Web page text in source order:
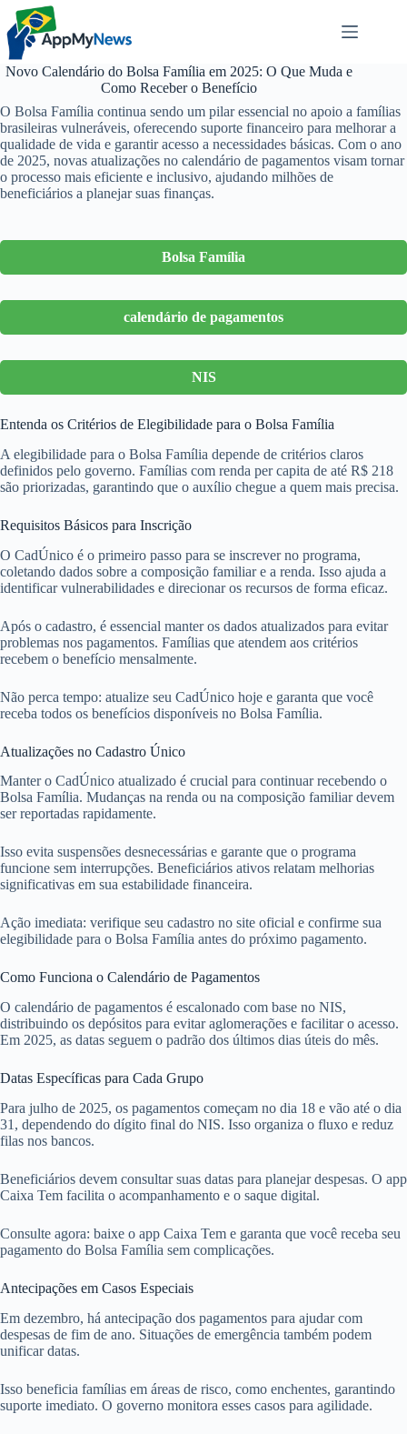
Pular
para
conteúdo
Novo Calendário do Bolsa Família em 2025: O Que Muda e
Como Receber o Benefício
O Bolsa Família continua sendo um pilar essencial no apoio a famílias
brasileiras vulneráveis, oferecendo suporte financeiro para melhorar a
qualidade de vida e garantir acesso a necessidades básicas. Com o ano
de 2025, novas atualizações no calendário de pagamentos visam tornar
o processo mais eficiente e inclusivo, ajudando milhões de
beneficiários a planejar suas finanças.
Bolsa Família
calendário de pagamentos
NIS
Entenda os Critérios de Elegibilidade para o Bolsa Família
A elegibilidade para o Bolsa Família depende de critérios claros
definidos pelo governo. Famílias com renda per capita de até R$ 218
são priorizadas, garantindo que o auxílio chegue a quem mais precisa.
Requisitos Básicos para Inscrição
O CadÚnico é o primeiro passo para se inscrever no programa,
coletando dados sobre a composição familiar e a renda. Isso ajuda a
identificar vulnerabilidades e direcionar os recursos de forma eficaz.
Após o cadastro, é essencial manter os dados atualizados para evitar
problemas nos pagamentos. Famílias que atendem aos critérios
recebem o benefício mensalmente.
Não perca tempo: atualize seu CadÚnico hoje e garanta que você
receba todos os benefícios disponíveis no Bolsa Família.
Atualizações no Cadastro Único
Manter o CadÚnico atualizado é crucial para continuar recebendo o
Bolsa Família. Mudanças na renda ou na composição familiar devem
ser reportadas rapidamente.
Isso evita suspensões desnecessárias e garante que o programa
funcione sem interrupções. Beneficiários ativos relatam melhorias
significativas em sua estabilidade financeira.
Ação imediata: verifique seu cadastro no site oficial e confirme sua
elegibilidade para o Bolsa Família antes do próximo pagamento.
Como Funciona o Calendário de Pagamentos
O calendário de pagamentos é escalonado com base no NIS,
distribuindo os depósitos para evitar aglomerações e facilitar o acesso.
Em 2025, as datas seguem o padrão dos últimos dias úteis do mês.
Datas Específicas para Cada Grupo
Para julho de 2025, os pagamentos começam no dia 18 e vão até o dia
31, dependendo do dígito final do NIS. Isso organiza o fluxo e reduz
filas nos bancos.
Beneficiários devem consultar suas datas para planejar despesas. O app
Caixa Tem facilita o acompanhamento e o saque digital.
Consulte agora: baixe o app Caixa Tem e garanta que você receba seu
pagamento do Bolsa Família sem complicações.
Antecipações em Casos Especiais
Em dezembro, há antecipação dos pagamentos para ajudar com
despesas de fim de ano. Situações de emergência também podem
unificar datas.
Isso beneficia famílias em áreas de risco, como enchentes, garantindo
suporte imediato. O governo monitora esses casos para agilidade.